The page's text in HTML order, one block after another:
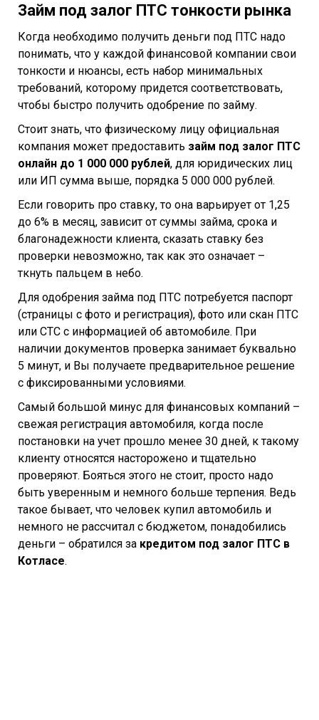
Займ под залог ПТС тонкости рынка
Когда необходимо получить деньги под ПТС надо
понимать, что у каждой финансовой компании свои
тонкости и нюансы, есть набор минимальных
требований, которому придется соответствовать,
чтобы быстро получить одобрение по займу.
Стоит знать, что физическому лицу официальная
компания может предоставить займ под залог ПТС
онлайн до 1 000 000 рублей, для юридических лиц
или ИП сумма выше, порядка 5 000 000 рублей.
Если говорить про ставку, то она варьирует от 1,25
до 6% в месяц, зависит от суммы займа, срока и
благонадежности клиента, сказать ставку без
проверки невозможно, так как это означает –
ткнуть пальцем в небо.
Для одобрения займа под ПТС потребуется паспорт
(страницы с фото и регистрация), фото или скан ПТС
или СТС с информацией об автомобиле. При
наличии документов проверка занимает буквально
5 минут, и Вы получаете предварительное решение
с фиксированными условиями.
Самый большой минус для финансовых компаний –
свежая регистрация автомобиля, когда после
постановки на учет прошло менее 30 дней, к такому
клиенту относятся насторожено и тщательно
проверяют. Бояться этого не стоит, просто надо
быть уверенным и немного больше терпения. Ведь
такое бывает, что человек купил автомобиль и
немного не рассчитал с бюджетом, понадобились
деньги – обратился за кредитом под залог ПТС в
Котласе.